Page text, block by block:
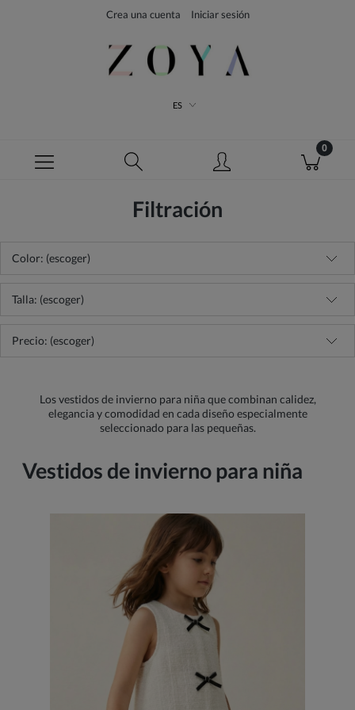
Crea una cuenta Iniciar sesión
ES
Filtración
Color: (escoger)
Talla: (escoger)
Precio: (escoger)
Los vestidos de invierno para niña que combinan calidez,
elegancia y comodidad en cada diseño especialmente
seleccionado para las pequeñas.
Vestidos de invierno para niña